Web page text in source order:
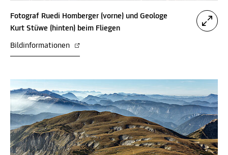
Fotograf Ruedi Homberger (vorne) und Geologe
Kurt Stüwe (hinten) beim Fliegen
Bildinformationen